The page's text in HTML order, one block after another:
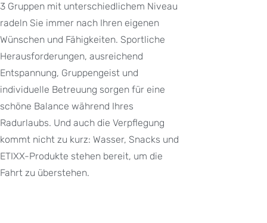
3 Gruppen mit unterschiedlichem Niveau
radeln Sie immer nach Ihren eigenen
Wünschen und Fähigkeiten. Sportliche
Herausforderungen, ausreichend
Entspannung, Gruppengeist und
individuelle Betreuung sorgen für eine
schöne Balance während Ihres
Radurlaubs. Und auch die Verpflegung
kommt nicht zu kurz: Wasser, Snacks und
ETIXX-Produkte stehen bereit, um die
Fahrt zu überstehen.